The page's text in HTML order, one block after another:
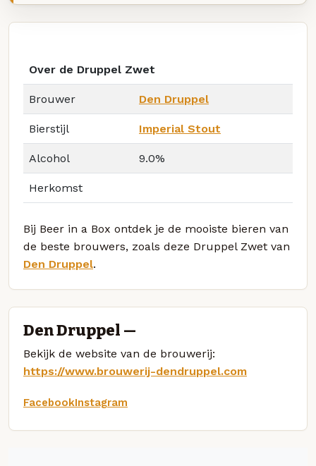
Over de Druppel Zwet
Brouwer Den Druppel
Bierstijl Imperial Stout
Alcohol 9.0%
Herkomst
Bij Beer in a Box ontdek je de mooiste bieren van
de beste brouwers, zoals deze Druppel Zwet van
Den Druppel.
Den Druppel —
Bekijk de website van de brouwerij:
https://www.brouwerij-dendruppel.com
FacebookInstagram